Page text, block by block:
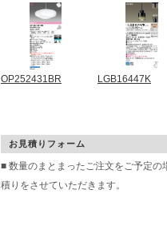
OP252431BR LGB16447K
お見積りフォーム
■ 数量のまとまったご注文をご予定の
積りをさせていただきます。